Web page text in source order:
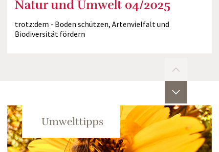
Natur und Umwelt 04/2025
trotz:dem - Boden schützen, Artenvielfalt und
Biodiversität fördern
Umwelttipps